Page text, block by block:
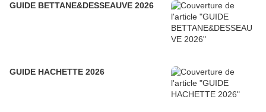
GUIDE BETTANE&DESSEAUVE 2026
GUIDE HACHETTE 2026